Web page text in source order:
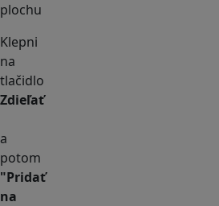
plochu
Klepni
na
tlačidlo
Zdieľať
a
potom
"Pridať
na